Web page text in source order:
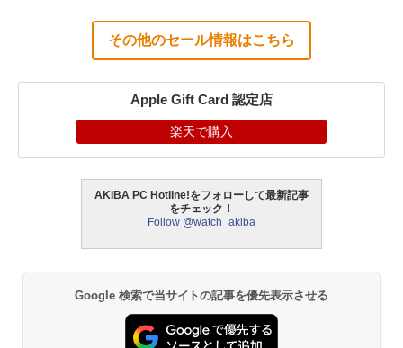
その他のセール情報はこちら
Apple Gift Card 認定店
楽天で購入
AKIBA PC Hotline!をフォローして最新記事
をチェック！
Follow @watch_akiba
Google 検索で当サイトの記事を優先表示させる